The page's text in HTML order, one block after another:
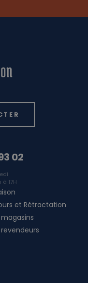
02
à 17H
et Rétractation
magasins
revendeurs